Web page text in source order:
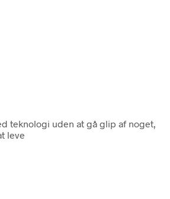
teknologi uden at gå glip af noget,
leve